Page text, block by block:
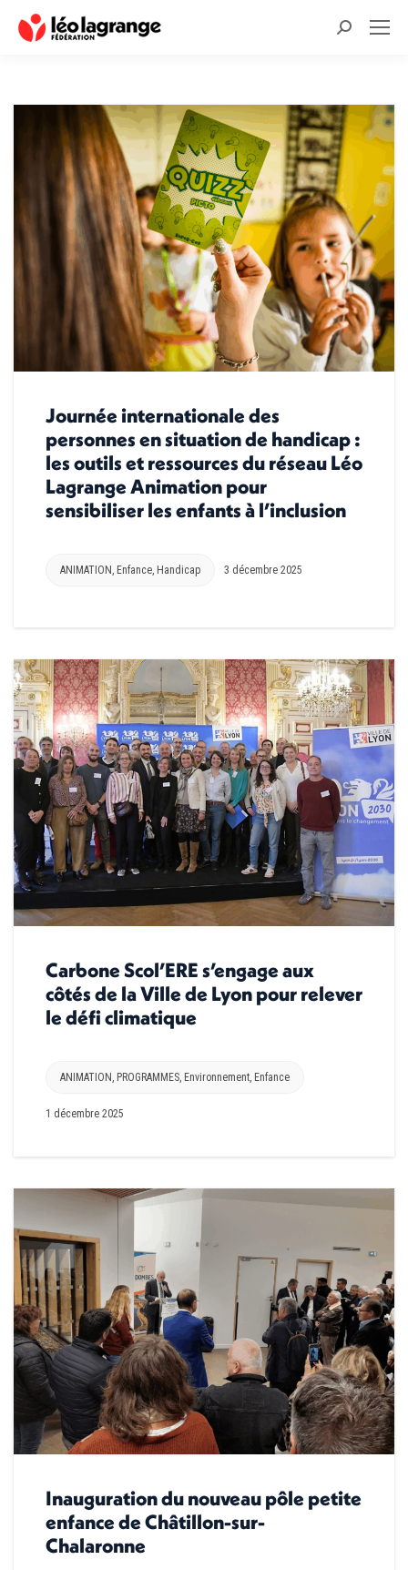
Recherche
Journée internationale des
personnes en situation de handicap :
les outils et ressources du réseau Léo
Lagrange Animation pour
sensibiliser les enfants à l’inclusion
ANIMATION, Enfance, Handicap 3 décembre 2025
Carbone Scol’ERE s’engage aux
côtés de la Ville de Lyon pour relever
le défi climatique
ANIMATION PROGRAMMES Environnement Enfance
1 décembre 2025
Inauguration du nouveau pôle petite
enfance de Châtillon-sur-
Chalaronne